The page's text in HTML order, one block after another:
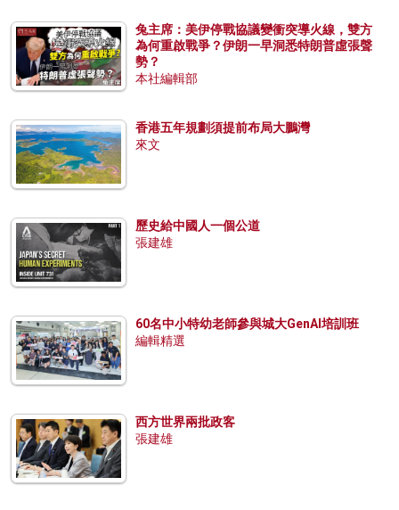
兔主席：美伊停戰協議變衝突導火線，雙方
為何重啟戰爭？伊朗一早洞悉特朗普虛張聲
勢？
本社編輯部
香港五年規劃須提前布局大鵬灣
來文
歷史給中國人一個公道
張建雄
60名中小特幼老師參與城大GenAI培訓班
編輯精選
西方世界兩批政客
張建雄